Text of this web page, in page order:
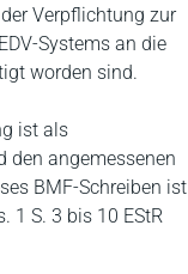
Verpflichtung zur
Systems an die
worden sind.
ist als
den angemessenen
BMF-Schreiben ist
1 S. 3 bis 10 EStR